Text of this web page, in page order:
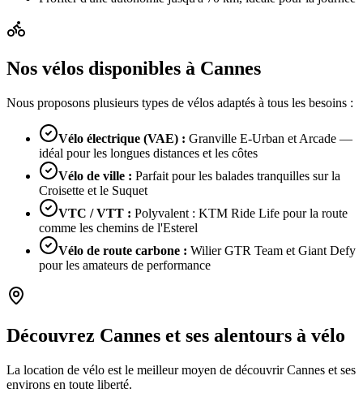
Nos vélos disponibles à Cannes
Nous proposons plusieurs types de vélos adaptés à tous les besoins :
Vélo électrique (VAE) : Granville E-Urban et Arcade —
idéal pour les longues distances et les côtes
Vélo de ville : Parfait pour les balades tranquilles sur la
Croisette et le Suquet
VTC / VTT : Polyvalent : KTM Ride Life pour la route
comme les chemins de l'Esterel
Vélo de route carbone : Wilier GTR Team et Giant Defy
pour les amateurs de performance
Découvrez Cannes et ses alentours à vélo
La location de vélo est le meilleur moyen de découvrir Cannes et ses
environs en toute liberté.